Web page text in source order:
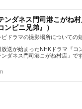
テンダネス門司港こがね
ンビニ兄弟』）
ビドラマの撮影場所についての
放送が始まったNHKドラマ『コ
ンダネス門司港こがね村店」で